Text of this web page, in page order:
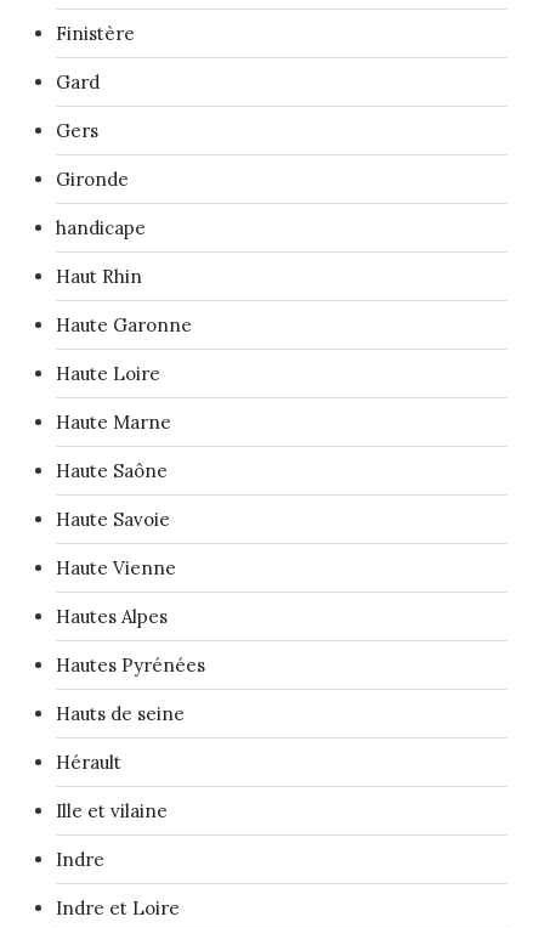
Finistère
Gard
Gers
Gironde
handicape
Haut Rhin
Haute Garonne
Haute Loire
Haute Marne
Haute Saône
Haute Savoie
Haute Vienne
Hautes Alpes
Hautes Pyrénées
Hauts de seine
Hérault
Ille et vilaine
Indre
Indre et Loire